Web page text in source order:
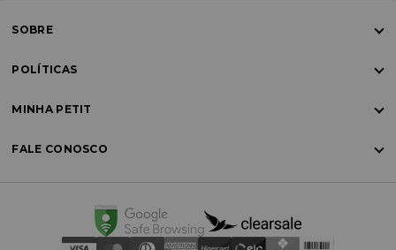
SOBRE
POLÍTICAS
MINHA PETIT
FALE CONOSCO